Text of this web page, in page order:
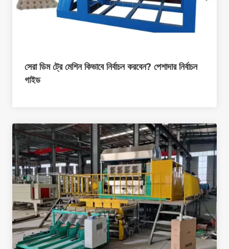
সেরা ডিম ট্রে মেশিন কিভাবে নির্বাচন করবেন? পেশাদার নির্বাচন
গাইড